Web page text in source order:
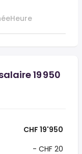
Heure
19 950
CHF 19'950
- CHF 20